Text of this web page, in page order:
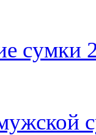
сумки